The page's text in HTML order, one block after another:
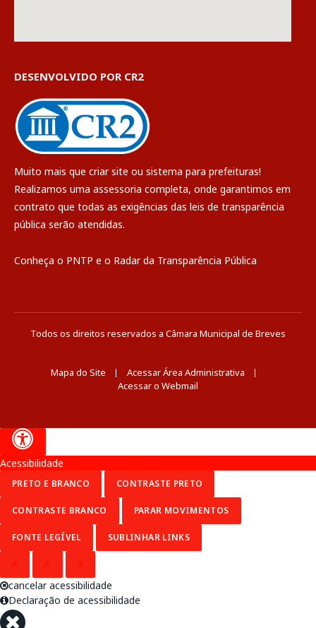
DESENVOLVIDO POR CR2
Muito mais que criar site ou sistema para prefeituras!
Realizamos uma assessoria completa, onde garantimos em
contrato que todas as exigências das leis de transparência
pública serão atendidas.
Conheça o PNTP e o Radar da Transparência Pública
Todos os direitos reservados a Câmara Municipal de Breves
Mapa do Site
Acessar Área Administrativa
Acessar o Webmail
Acessibilidade
PRETO E BRANCO CONTRASTE PRETO
CONTRASTE BRANCO PARAR MOVIMENTOS
FONTE LEGÍVEL SUBLINHAR LINKS
cancelar acessibilidade
Declaração de acessibilidade